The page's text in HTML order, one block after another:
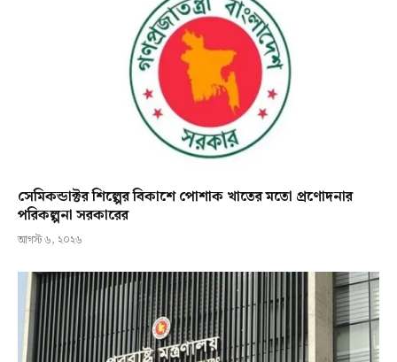
সেমিকন্ডাক্টর শিল্পের বিকাশে পোশাক খাতের মতো প্রণোদনার
পরিকল্পনা সরকারের
আগস্ট ৬, ২০২৬